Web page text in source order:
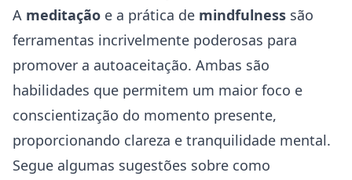
A meditação e a prática de mindfulness são
ferramentas incrivelmente poderosas para
promover a autoaceitação. Ambas são
habilidades que permitem um maior foco e
conscientização do momento presente,
proporcionando clareza e tranquilidade mental.
Segue algumas sugestões sobre como